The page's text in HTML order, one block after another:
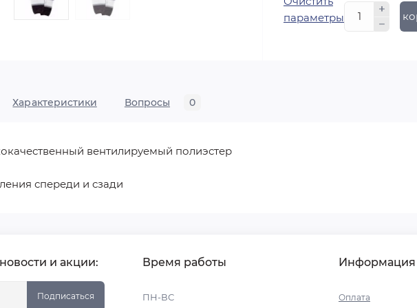
параметры
В
Характеристики Вопросы 0
вентилируемый полиэстер
спереди и сзади
и акции:
Подписаться
Время работы
ПН-ВС
Информация
Оплата